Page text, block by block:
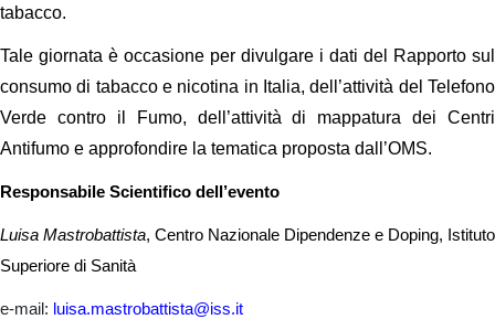
tabacco.
Tale giornata è occasione per divulgare i dati del Rapporto sul
consumo di tabacco e nicotina in Italia, dell’attività del Telefono
Verde contro il Fumo, dell’attività di mappatura dei Centri
Antifumo e approfondire la tematica proposta dall’OMS.
Responsabile Scientifico dell’evento
Luisa Mastrobattista, Centro Nazionale Dipendenze e Doping, Istituto
Superiore di Sanità
e-mail: luisa.mastrobattista@iss.it